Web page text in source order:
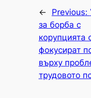
← Previous:
за борба с
корупцията
фокусират
върху
трудовото